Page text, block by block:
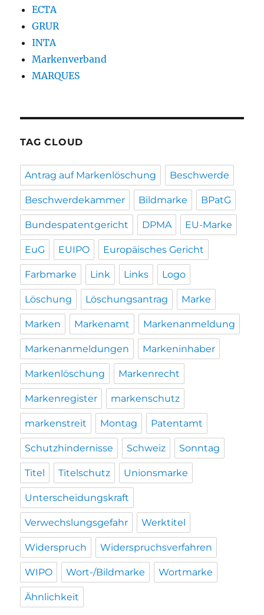
ECTA
GRUR
INTA
Markenverband
MARQUES
TAG CLOUD
Antrag auf Markenlöschung Beschwerde
Beschwerdekammer Bildmarke BPatG
Bundespatentgericht DPMA EU-Marke
EuG EUIPO Europäisches Gericht
Farbmarke Link Links Logo
Löschung Löschungsantrag Marke
Marken Markenamt Markenanmeldung
Markenanmeldungen Markeninhaber
Markenlöschung Markenrecht
Markenregister markenschutz
markenstreit Montag Patentamt
Schutzhindernisse Schweiz Sonntag
Titel Titelschutz Unionsmarke
Unterscheidungskraft
Verwechslungsgefahr Werktitel
Widerspruch Widerspruchsverfahren
WIPO Wort-/Bildmarke Wortmarke
Ähnlichkeit